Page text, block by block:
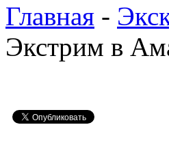
Главная -
Экстрим в